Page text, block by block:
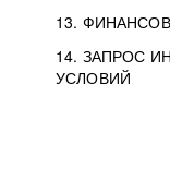
13.
14. ЗАПРОС
УСЛОВИЙ